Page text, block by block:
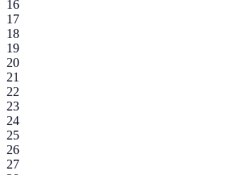
16
17
18
19
20
21
22
23
24
25
26
27